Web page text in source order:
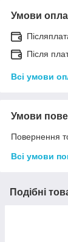
Умови
Після
Всі умови
Умови
Повернення
Всі умови
Подібні